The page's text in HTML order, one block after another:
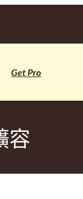
Get Pro
容